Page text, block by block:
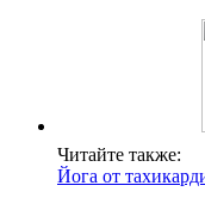
Читайте также:
Йога от